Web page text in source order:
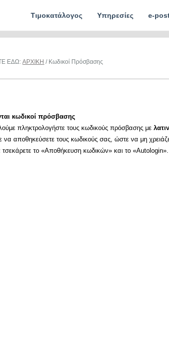
Τιμοκατάλογος Υπηρεσίες e-
ΕΔΩ:ΑΡΧΙΚΗ / Κωδικοί Πρόσβασης
κωδικοί πρόσβασης
πληκτρολογήστε τους κωδικούς πρόσβασης με
να αποθηκεύσετε τους κωδικούς σας, ώστε να μη
τσεκάρετε το «Αποθήκευση κωδικών» και το «Autologin».